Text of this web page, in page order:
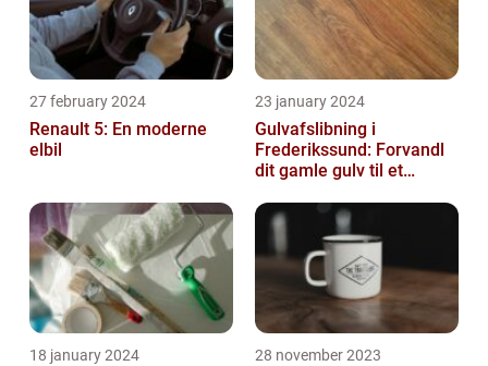
27 february 2024
Renault 5: En moderne
elbil
23 january 2024
Gulvafslibning i
Frederikssund: Forvandl
dit gamle gulv til et
18 january 2024 28 november 2023